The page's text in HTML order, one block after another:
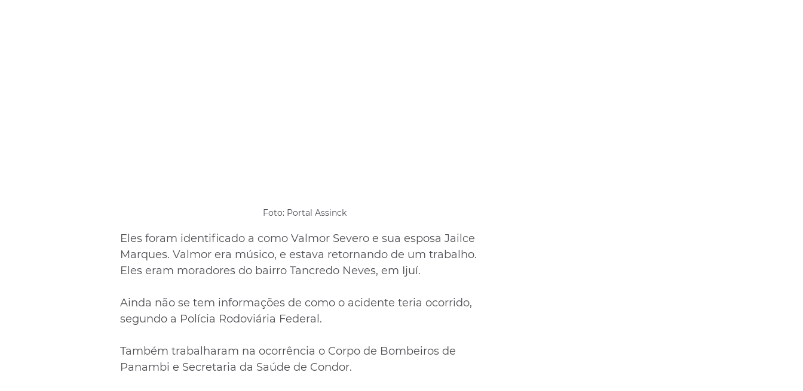
Foto: Portal Assinck
Eles foram identificado a como Valmor Severo e sua esposa Jailce
Marques. Valmor era músico, e estava retornando de um trabalho.
Eles eram moradores do bairro Tancredo Neves, em Ijuí.
Ainda não se tem informações de como o acidente teria ocorrido,
segundo a Polícia Rodoviária Federal.
Também trabalharam na ocorrência o Corpo de Bombeiros de
Panambi e Secretaria da Saúde de Condor.